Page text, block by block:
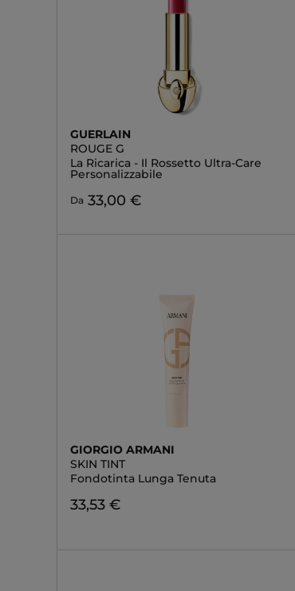
GUERLAIN
ROUGE G
La Ricarica - Il Rossetto Ultra-Care
Personalizzabile
Da 33,00 €
GIORGIO ARMANI
SKIN TINT
Fondotinta Lunga Tenuta
33,53 €